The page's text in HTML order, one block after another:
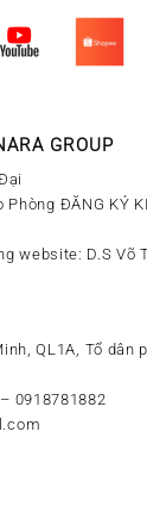
GROUP
Phòng ĐĂNG KÝ
website: D.S Võ
QL1A, Tổ dân
0918781882